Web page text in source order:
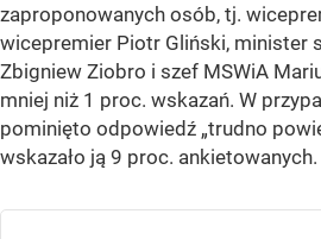
zaproponowanych osób, tj.
wicepremier Piotr Gliński, minister
Zbigniew Ziobro i szef MSWiA
mniej niż 1 proc. wskazań. W
pominięto odpowiedź „trudno
wskazało ją 9 proc. ankietowanych.